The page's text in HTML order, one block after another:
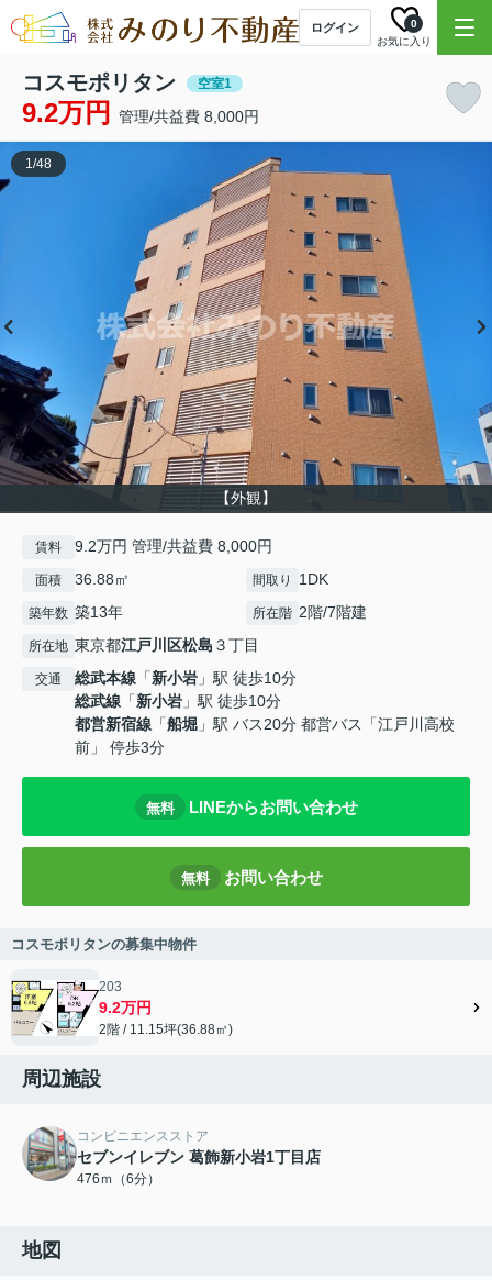
ログイン
お気に入り
0
コスモポリタン 空室1
9.2万円 管理/共益費 8,000円
【外観】
1/48
賃料 9.2万円 管理/共益費 8,000円
面積 36.88㎡ 間取り 1DK
築年数 築13年 所在階 2階/7階建
所在地 東京都江戸川区松島 ３丁目
交通 総武本線 「新小岩 」駅 徒歩10分
総武線 「新小岩 」駅 徒歩10分
都営新宿線 「船堀 」駅 バス20分 都営バス「江戸川高校
前」 停歩3分
無料 LINEからお問い合わせ
無料 お問い合わせ
コスモポリタンの募集中物件
203
9.2万円
2階 / 11.15坪(36.88㎡)
周辺施設
コンビニエンスストア
セブンイレブン 葛飾新小岩1丁目店
476ｍ（6分）
地図